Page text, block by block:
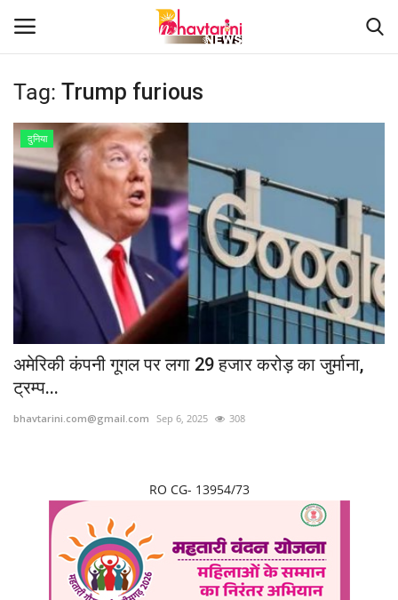
Home
संपर्क करें
Contact
हमारे बारे मेंं
दुनिया
मध्य प्रदेश
Tag: Trump furious
दुनिया
अमेरिकी कंपनी गूगल पर लगा 29 हजार करोड़ का जुर्माना,
ट्रम्प...
bhavtarini.com@gmail.com Sep 6, 2025 308
RO CG- 13954/73